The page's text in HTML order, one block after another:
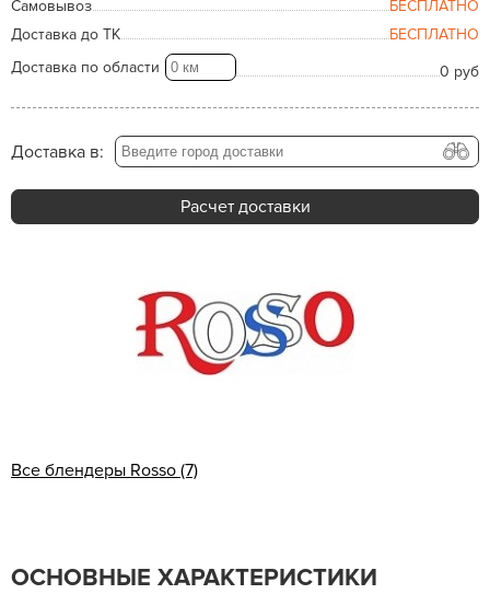
Самовывоз
БЕСПЛАТНО
Доставка до ТК
БЕСПЛАТНО
Доставка по области
0 руб
Доставка в:
Расчет доставки
Все блендеры Rosso (7)
ОСНОВНЫЕ ХАРАКТЕРИСТИКИ